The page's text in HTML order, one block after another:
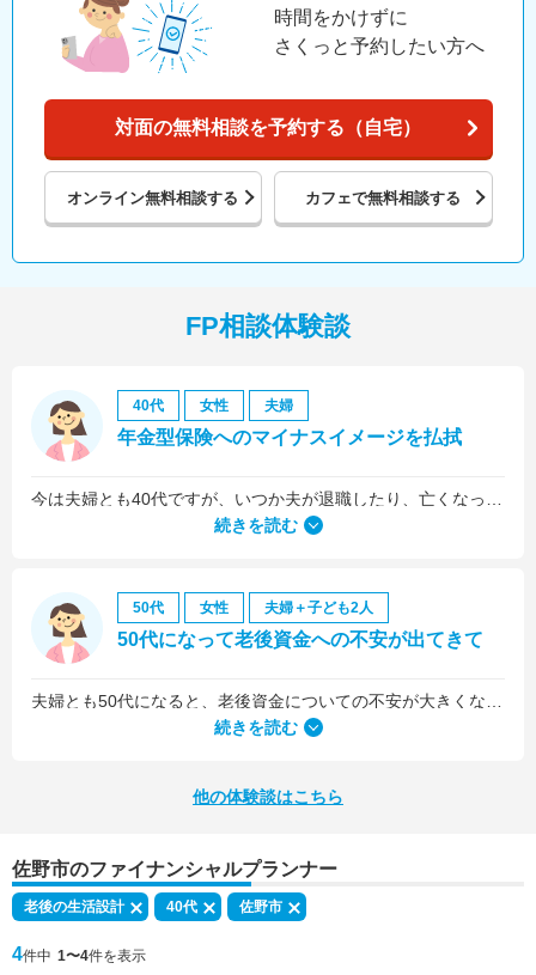
時間をかけずに
さくっと予約したい方へ
対面の無料相談を予約する（自宅）
オンライン無料相談する カフェで無料相談する
FP相談体験談
40代 女性 夫婦
年金型保険へのマイナスイメージを払拭
続きを読む
50代 女性 夫婦＋子ども2人
50代になって老後資金への不安が出てきて
続きを読む
他の体験談はこちら
佐野市のファイナンシャルプランナー
老後の生活設計 40代 佐野市
4件中 1〜4件を表示